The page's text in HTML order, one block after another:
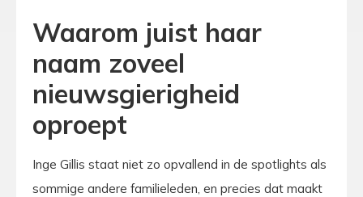
Waarom juist haar
naam zoveel
nieuwsgierigheid
oproept
Inge Gillis staat niet zo opvallend in de spotlights als
sommige andere familieleden, en precies dat maakt